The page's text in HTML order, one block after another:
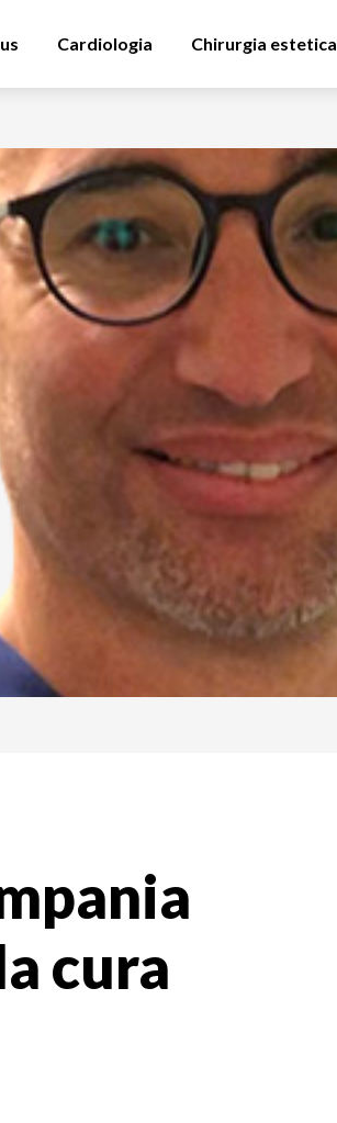
Cardiologia Chirurgia estetica
cura